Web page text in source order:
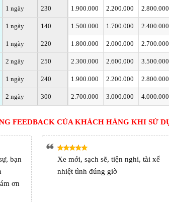
1 ngày 230 1.900.000 2.200.000 2.800.000
1 ngày 140 1.500.000 1.700.000 2.400.000
1 ngày 220 1.800.000 2.000.000 2.700.000
2 ngày 250 2.300.000 2.600.000 3.500.000
1 ngày 240 1.900.000 2.200.000 2.800.000
2 ngày 300 2.700.000 3.000.000 4.000.000
FEEDBACK CỦA KHÁCH HÀNG KHI SỬ
bạn
ơn
Xe mới, sạch sẽ, tiện nghi, tài xế
nhiệt tình đúng giờ